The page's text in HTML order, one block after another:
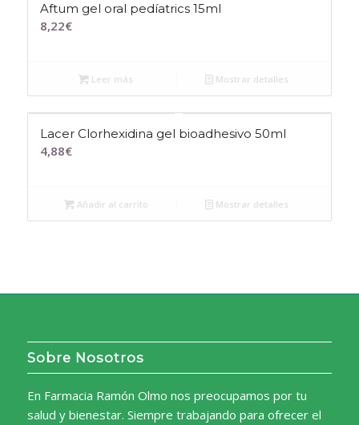
Aftum gel oral pedíatrics 15ml
8,22€
Leer más Mostrar detalles
Lacer Clorhexidina gel bioadhesivo 50ml
4,88€
Añadir al carrito Mostrar detalles
Sobre Nosotros
En Farmacia Ramón Olmo nos preocupamos por tu
salud y bienestar. Siempre trabajando para ofrecer el